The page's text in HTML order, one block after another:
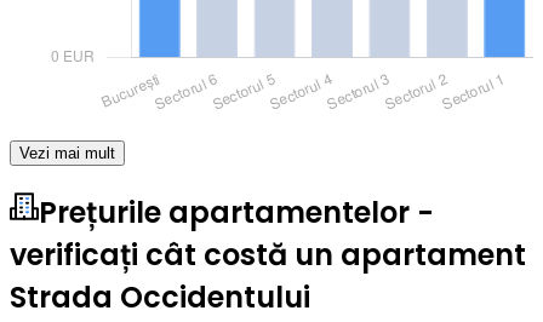
Vezi mai mult
Prețurile apartamentelor -
verificați cât costă un apartament
Strada Occidentului